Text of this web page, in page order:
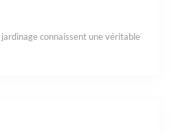
connaissent une véritable